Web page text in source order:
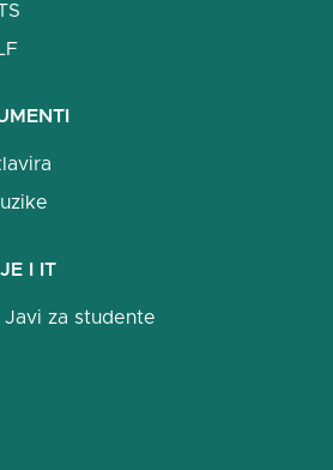
I IT
Javi za studente